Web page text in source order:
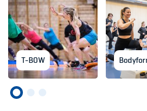
T-BOW